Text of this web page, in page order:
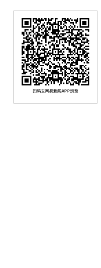
扫码去网易新闻APP浏览